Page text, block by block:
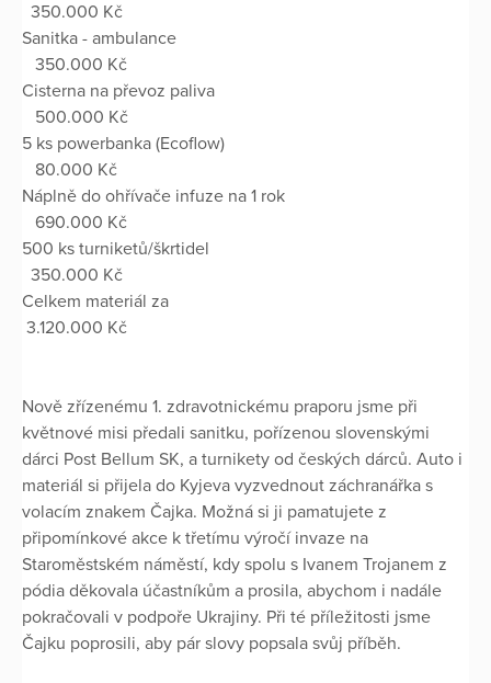
350.000 Kč
Sanitka - ambulance
350.000 Kč
Cisterna na převoz paliva
500.000 Kč
5 ks powerbanka (Ecoflow)
80.000 Kč
Náplně do ohřívače infuze na 1 rok
690.000 Kč
500 ks turniketů/škrtidel
350.000 Kč
Celkem materiál za
3.120.000 Kč
Nově zřízenému 1. zdravotnickému praporu jsme při
květnové misi předali sanitku, pořízenou slovenskými
dárci Post Bellum SK, a turnikety od českých dárců. Auto i
materiál si přijela do Kyjeva vyzvednout záchranářka s
volacím znakem Čajka. Možná si ji pamatujete z
připomínkové akce k třetímu výročí invaze na
Staroměstském náměstí, kdy spolu s Ivanem Trojanem z
pódia děkovala účastníkům a prosila, abychom i nadále
pokračovali v podpoře Ukrajiny. Při té příležitosti jsme
Čajku poprosili, aby pár slovy popsala svůj příběh.